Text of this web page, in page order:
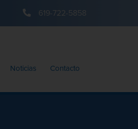
619-722-5858
Noticias Contacto